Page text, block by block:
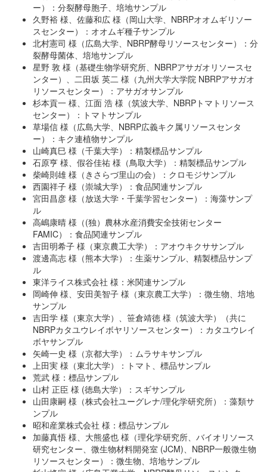
ー）：分裂酵母胞子、培地サンプル
久野裕 様、佐藤和広 様（岡山大学、NBRPオオムギリソー
スセンター）：オオムギ種子サンプル
北村憲司 様（広島大学、NBRP酵母リソースセンター）：分
裂酵母菌体、培地サンプル
星野 敦 様（基礎生物学研究所、NBRPアサガオリソースセ
ンター）、二田坂 英二 様（九州大学大学院 NBRPアサガオ
リソースセンター）：アサガオサンプル
杉本貢一 様、江面 浩 様（筑波大学、NBRPトマトリソース
センター）：トマトサンプル
草場信 様（広島大学、NBRP広義キク属リソースセンタ
ー）：キク連植物サンプル
山崎真巳 様（千葉大学）：精製標品サンプル
石原亨 様、假谷佳祐 様（鳥取大学）：精製標品サンプル
柴崎則雄 様（きさらづ里山の会）：クロモジサンプル
西園祥子 様（崇城大学）：食品関連サンプル
宮田昌彦 様（放送大学・千葉学習センター）：海藻サンプ
ル
高嶋康晴 様（(独）農林水産消費安全技術センター
FAMIC）：食品関連サンプル
吉田明希子 様（東京農工大学）：アオウキクササンプル
渡邊高志 様（熊本大学）：生薬サンプル、精製標品サンプ
ル
東洋ライス株式会社 様：米関連サンプル
岡崎伸 様、安田美智子 様（東京農工大学）：微生物、培地
サンプル
吉田学 様（東京大学）、笹倉靖徳 様（筑波大学）（共に
NBRPカタユウレイボヤリソースセンター）：カタユウレイ
ボヤサンプル
矢崎一史 様（京都大学）：ムラサキサンプル
上田実 様（東北大学）：トマト、標品サンプル
荒武 様：標品サンプル
山村 正臣 様 (徳島大学）：スギサンプル
山田康嗣 様（株式会社ユーグレナ/理化学研究所）：藻類サ
ンプル
昭和産業株式会社 様：標品サンプル
加藤真悟 様、大熊盛也 様（理化学研究所、バイオリソース
研究センター、微生物材料開発室 (JCM)、NBRP一般微生物
リソースセンター）：微生物、培地サンプル